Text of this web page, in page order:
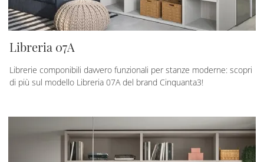
Libreria 07A
Librerie componibili davvero funzionali per stanze moderne: scopri
di più sul modello Libreria 07A del brand Cinquanta3!